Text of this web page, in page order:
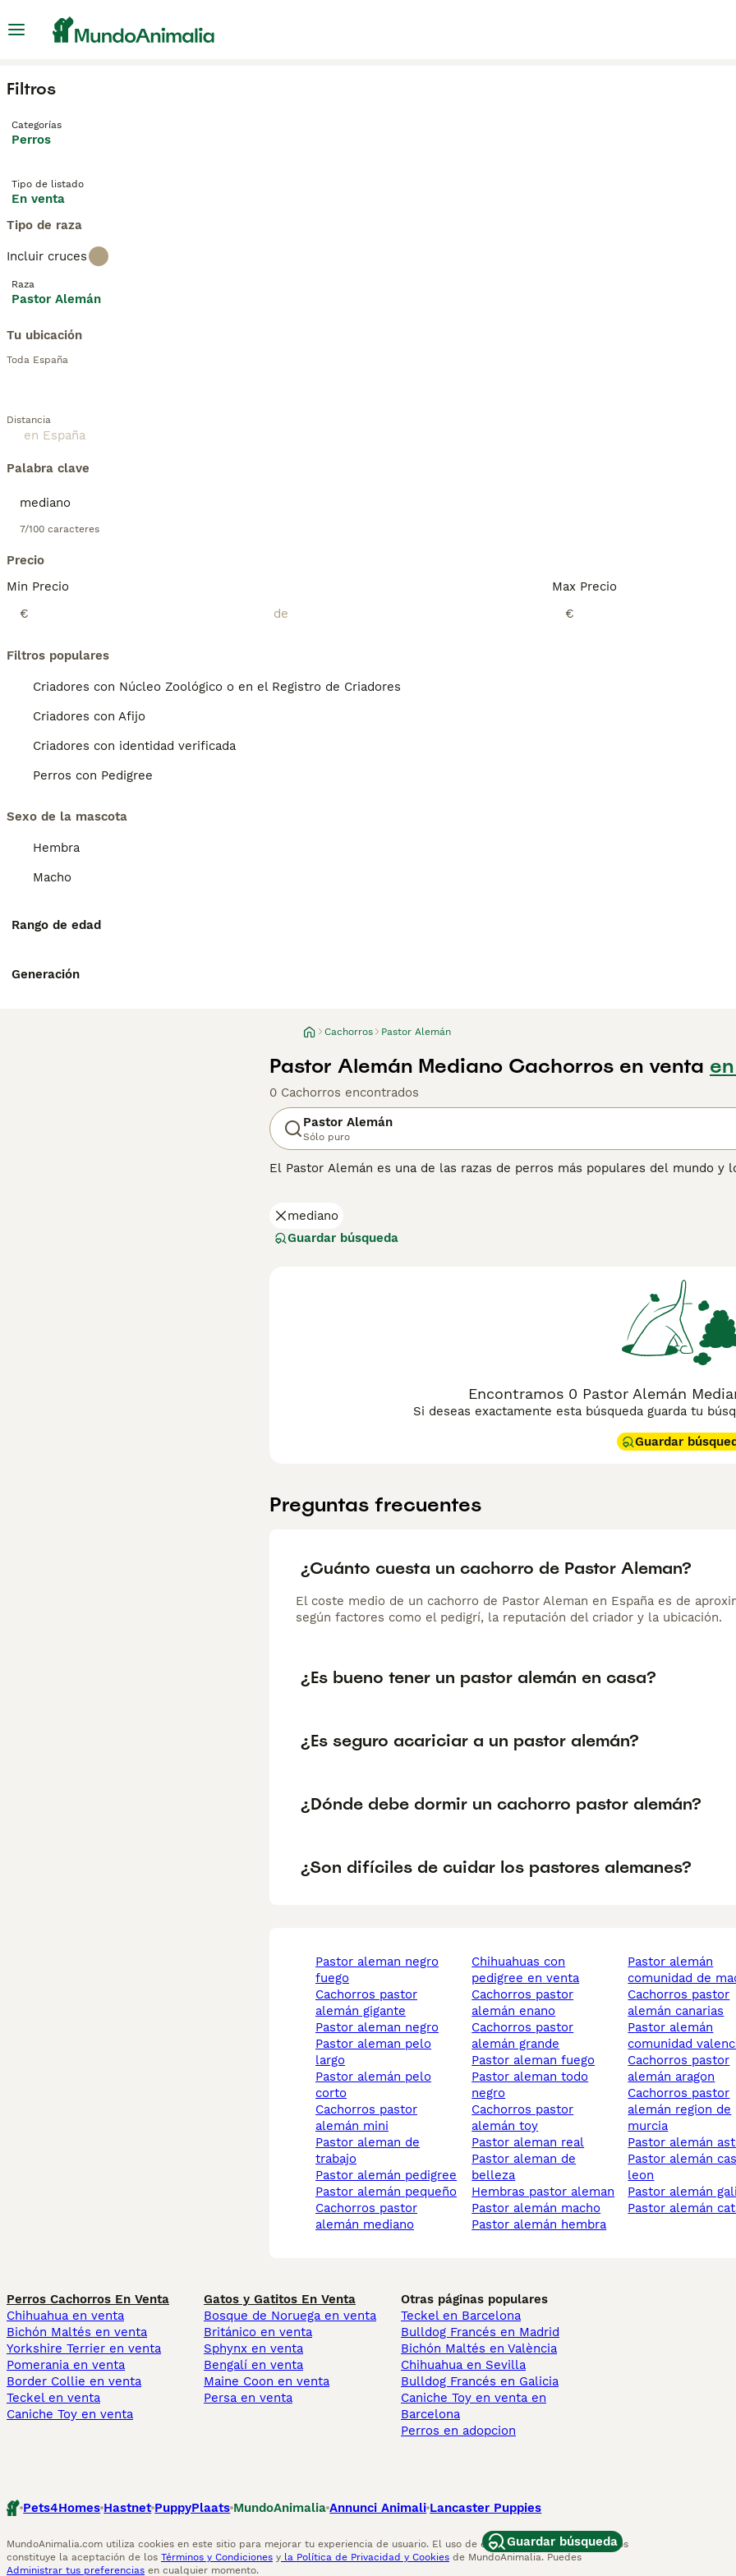
Filtros
Categorías
Perros
Tipo de listado
En venta
Tipo de raza
Incluir cruces
Raza
Pastor Alemán
Tu ubicación
Toda España
Distancia
Palabra clave
7/100 caracteres
Precio
Min Precio
€
Max Precio
€
Filtros populares
Criadores con Núcleo Zoológico o en el Registro de Criadores
Criadores con Afijo
Criadores con identidad verificada
Perros con Pedigree
Sexo de la mascota
Hembra
Macho
Rango de edad
Generación
Cachorros Pastor Alemán
Pastor Alemán Mediano Cachorros en venta
0 Cachorros encontrados
Pastor Alemán
Sólo puro
El Pastor Alemán es una de las razas de perros más populares del mundo
importante en el ejército gracias a su inteligencia, estado de alerta,
rastreo.
mediano
Guardar búsqueda
Encontramos 0 Pastor Alemán
Si deseas exactamente esta búsqueda guarda tu
Guardar
Preguntas frecuentes
¿Cuánto cuesta un cachorro de Pastor Aleman?
El coste medio de un cachorro de Pastor Aleman en España es de
según factores como el pedigrí, la reputación del criador y la ubicación.
¿Es bueno tener un pastor alemán en casa?
¿Es seguro acariciar a un pastor alemán?
¿Dónde debe dormir un cachorro pastor alemán?
¿Son difíciles de cuidar los pastores alemanes?
pastor aleman negro
fuego
cachorros pastor
alemán gigante
pastor aleman negro
pastor aleman pelo
largo
pastor alemán pelo
corto
cachorros pastor
alemán mini
pastor aleman de
trabajo
pastor alemán pedigree
pastor alemán pequeño
cachorros pastor
alemán mediano
chihuahuas con
pedigree en venta
cachorros pastor
alemán enano
cachorros pastor
alemán grande
pastor aleman fuego
pastor aleman todo
negro
cachorros pastor
alemán toy
pastor aleman real
pastor aleman de
belleza
hembras pastor aleman
pastor alemán macho
pastor alemán hembra
pastor alemán
comunidad de
cachorros pastor
alemán canarias
pastor alemán
comunidad
cachorros pastor
alemán aragon
cachorros pastor
alemán region de
murcia
pastor alemán
pastor alemán castilla y
leon
pastor alemán
pastor alemán
Guardar búsqueda
Perros Cachorros En Venta
Chihuahua en venta
Bichón Maltés en venta
Yorkshire Terrier en venta
Pomerania en venta
Border Collie en venta
Teckel en venta
Caniche Toy en venta
Gatos y Gatitos En Venta
Bosque de Noruega en venta
Británico en venta
Sphynx en venta
Bengalí en venta
Maine Coon en venta
Persa en venta
Otras páginas populares
Teckel en Barcelona
Bulldog Francés en Madrid
Bichón Maltés en València
Chihuahua en Sevilla
Bulldog Francés en Galicia
Caniche Toy en venta en
Barcelona
Perros en adopcion
Pets4Homes Hastnet PuppyPlaats MundoAnimalia Annunci Animali Lancaster Puppies
MundoAnimalia.com utiliza cookies en este sitio para mejorar tu experiencia de usuario. El uso de este sitio web y otros servicios
constituye la aceptación de los Términos y Condiciones y la Política de Privacidad y Cookies de MundoAnimalia. Puedes
Administrar tus preferencias en cualquier momento.